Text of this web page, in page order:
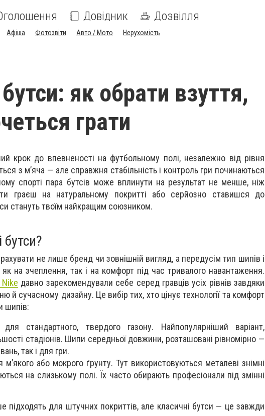
Довідник Дозвілля
Афіша Фотозвіти Авто / Мото Нерухомість
як обрати взуття,
грати
крок до впевненості на футбольному полі, незалежно від рівня
з м’яча — але справжня стабільність і контроль гри починаються
спорті пара бутсів може вплинути на результат не менше, ніж
граєш на натуральному покритті або серйозно ставишся до
стануть твоїм найкращим союзником.
бутси?
не лише бренд чи зовнішній вигляд, а передусім тип шипів і
на зчеплення, так і на комфорт під час тривалого навантаження.
Nike давно зарекомендували себе серед гравців усіх рівнів завдяки
й сучасному дизайну. Це вибір тих, хто цінує технології та комфорт
шипів:
стандартного, твердого газону. Найпопулярніший варіант,
стадіонів. Шипи середньої довжини, розташовані рівномірно —
так і для гри.
або мокрого ґрунту. Тут використовуються металеві знімні
на слизькому полі. Їх часто обирають професіонали під змінні
підходять для штучних покриттів, але класичні бутси — це завжди